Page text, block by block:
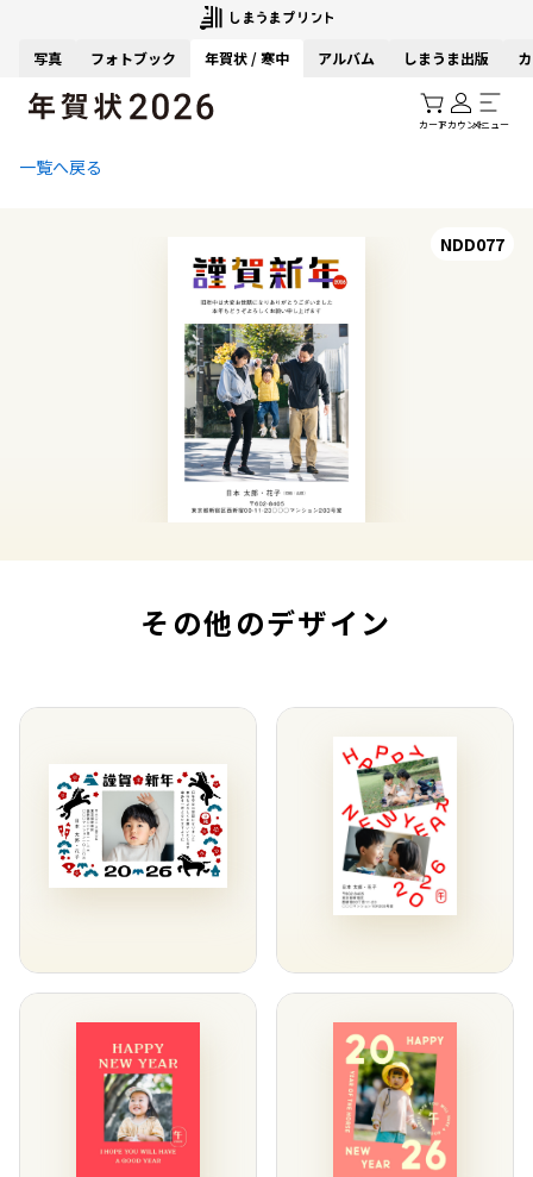
写真 フォトブック 年賀状 / 寒中 アルバム しまうま出版
カートアカウントメニュー
一覧へ戻る
NDD077
その他のデザイン